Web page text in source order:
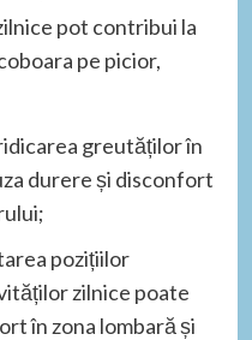
pot contribui la
pe picior,
greutăților în
durere și disconfort
pozițiilor
zilnice poate
în zona lombară și